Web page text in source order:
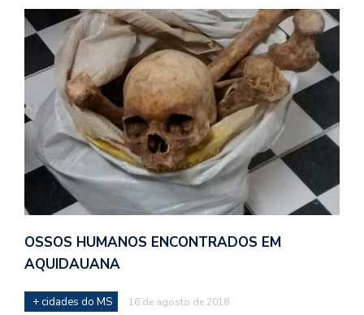
OSSOS HUMANOS ENCONTRADOS EM
AQUIDAUANA
+ cidades do MS 16 de agosto de 2018